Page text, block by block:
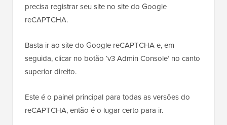
precisa registrar seu site no site do Google
reCAPTCHA.
Basta ir ao site do Google reCAPTCHA e, em
seguida, clicar no botão ‘v3 Admin Console’ no canto
superior direito.
Este é o painel principal para todas as versões do
reCAPTCHA, então é o lugar certo para ir.